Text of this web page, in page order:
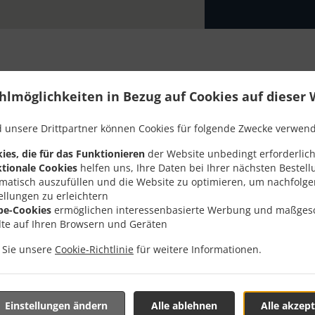
in Bezug auf Cookies auf dieser
unsere Drittpartner können Cookies für folgende Zwecke
die für das Funktionieren der Website unbedingt
Cookies helfen uns, Ihre Daten bei Ihrer nächsten
auszufüllen und die Website zu optimieren, um
zu erleichtern
Cookies ermöglichen interessenbasierte Werbung und
auf Ihren Browsern und Geräten
unsere Cookie-Richtlinie für weitere Informationen.
Alle
Alle ablehnen
Einstellungen ändern
Lieferung In
von Dortmund Wellinghofen und freuen uns auf Ihre
Online-Menü anzusehen und bestellen Sie wenn
Ihre Bestellung mit einer individuellen Zeitabschätzung